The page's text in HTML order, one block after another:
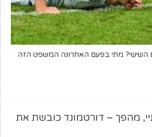
השישי? מתי בפעם האחרונה המשפט הזה
מהפך – דורטמונד כובשת את